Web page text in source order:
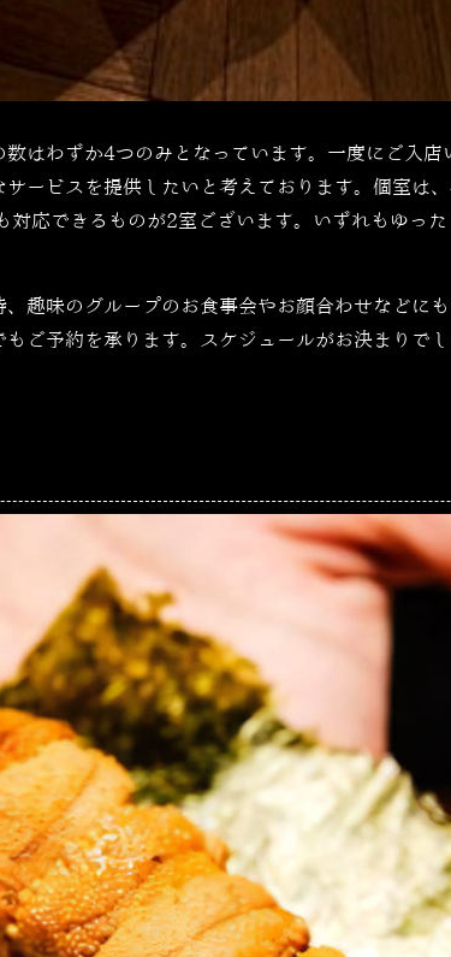
はわずか4つのみとなっています。一度にご入店
ービスを提供したいと考えております。個室は
応できるものが2室ございます。いずれもゆっ
趣味のグループのお食事会やお顔合わせなどに
ご予約を承ります。スケジュールがお決まりで